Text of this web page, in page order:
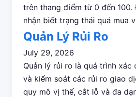
trên thang điểm từ 0 đến
nhận biết trạng thái quá mua
Quản Lý Rủi Ro
July 29, 2026
Quản lý rủi ro là quá trình xác
và kiểm soát các rủi ro giao
quy mô vị thế, cắt lỗ và đa